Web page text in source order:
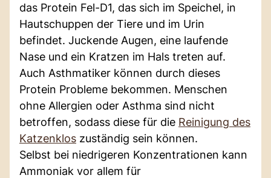
das Protein Fel-D1, das sich im Speichel, in
Hautschuppen der Tiere und im Urin
befindet. Juckende Augen, eine laufende
Nase und ein Kratzen im Hals treten auf.
Auch Asthmatiker können durch dieses
Protein Probleme bekommen. Menschen
ohne Allergien oder Asthma sind nicht
betroffen, sodass diese für die Reinigung des
Katzenklos zuständig sein können.
Selbst bei niedrigeren Konzentrationen kann
Ammoniak vor allem für